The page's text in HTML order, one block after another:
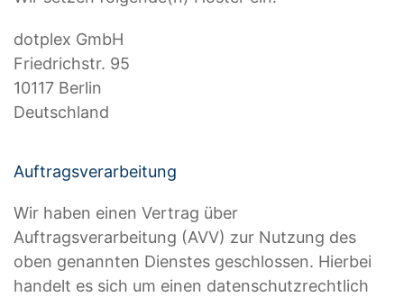
dotplex GmbH
Friedrichstr. 95
10117 Berlin
Deutschland
Auftragsverarbeitung
Wir haben einen Vertrag über
Auftragsverarbeitung (AVV) zur Nutzung des
oben genannten Dienstes geschlossen. Hierbei
handelt es sich um einen datenschutzrechtlich